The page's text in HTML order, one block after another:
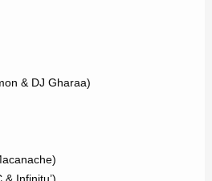
& DJ Gharaa)
Infinitu’)